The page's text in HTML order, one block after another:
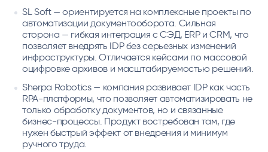
SL Soft — ориентируется на комплексные проекты по
автоматизации документооборота. Сильная
сторона — гибкая интеграция с СЭД, ERP и CRM, что
позволяет внедрять IDP без серьезных изменений
инфраструктуры. Отличается кейсами по массовой
оцифровке архивов и масштабируемостью решений.
Sherpa Robotics — компания развивает IDP как часть
RPA-платформы, что позволяет автоматизировать не
только обработку документов, но и связанные
бизнес-процессы. Продукт востребован там, где
нужен быстрый эффект от внедрения и минимум
ручного труда.